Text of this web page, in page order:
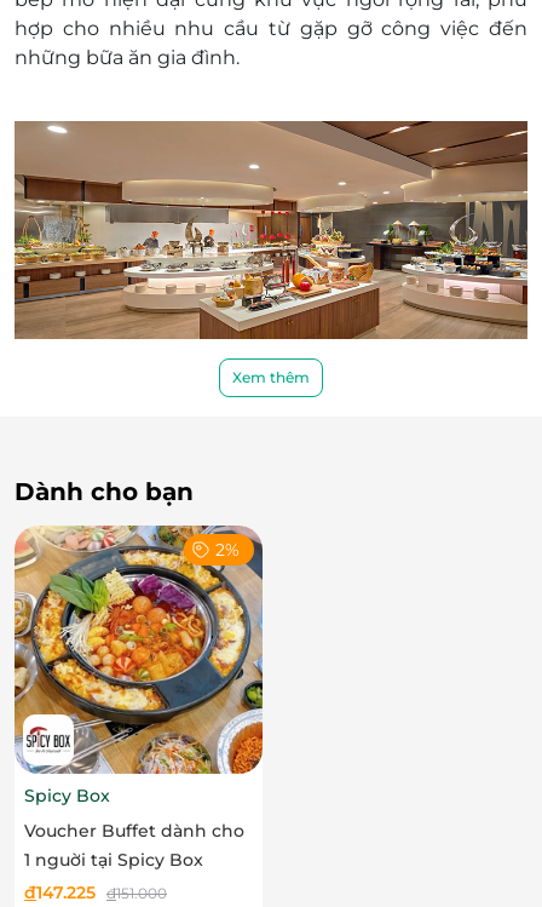
hợp cho nhiều nhu cầu từ gặp gỡ công việc đến
những bữa ăn gia đình.
dạng với các món sashimi cá hồi, cá ngừ tươi, sushi,
món nguội mang hương vị Á – Âu. Mỗi món ăn đều
được chế biến từ nguyên liệu tươi ngon, cân bằng
giữa hương vị và cách trình bày tinh tế.
Xem thêm
Dành cho bạn
2%
Spicy Box
Voucher Buffet dành cho
1 nguời tại Spicy Box
đ147.225 đ151.000